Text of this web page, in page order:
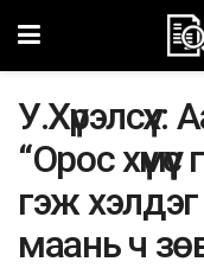
“Орос хүмүүс
гэж
маань ч